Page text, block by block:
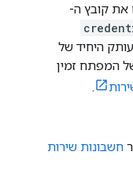
את קובץ ה-
היחיד של
המפתח זמין
.
חשבונות שירות